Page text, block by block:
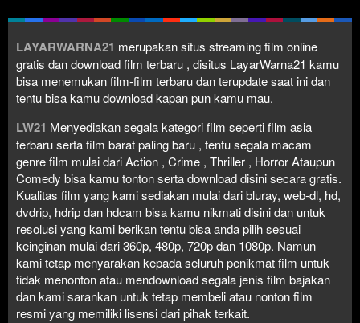
LAYARWARNA21 merupakan situs streaming film online
gratis dan download film terbaru , disitus LayarWarna21 kamu
bisa menemukan film-film terbaru dan terupdate saat ini dan
tentu bisa kamu download kapan pun kamu mau.
LW21 Menyediakan segala kategori film seperti film asia
terbaru serta film barat paling baru , tentu segala macam
genre film mulai dari Action , Crime , Thriller , Horror Ataupun
Comedy bisa kamu tonton serta download disini secara gratis.
Kualitas film yang kami sediakan mulai dari bluray, web-dl, hd,
dvdrip, hdrip dan hdcam bisa kamu nikmati disini dan untuk
resolusi yang kami berikan tentu bisa anda pilih sesuai
keinginan mulai dari 360p, 480p, 720p dan 1080p. Namun
kami tetap menyarakan kepada seluruh penikmat film untuk
tidak menonton atau mendownload segala jenis film bajakan
dan kami sarankan untuk tetap membeli atau nonton film
resmi yang memiliki lisensi dari pihak terkait.